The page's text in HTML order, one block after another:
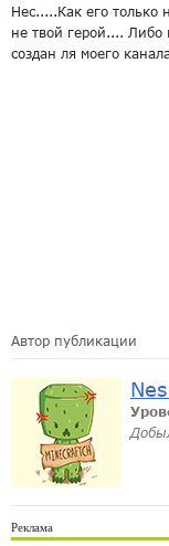
Нес.....Как его
не твой герой.... Либо
создан ля моего
Автор публикации
Реклама